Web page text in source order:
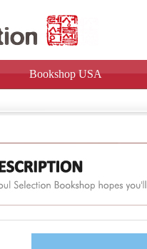
Bookshop USA